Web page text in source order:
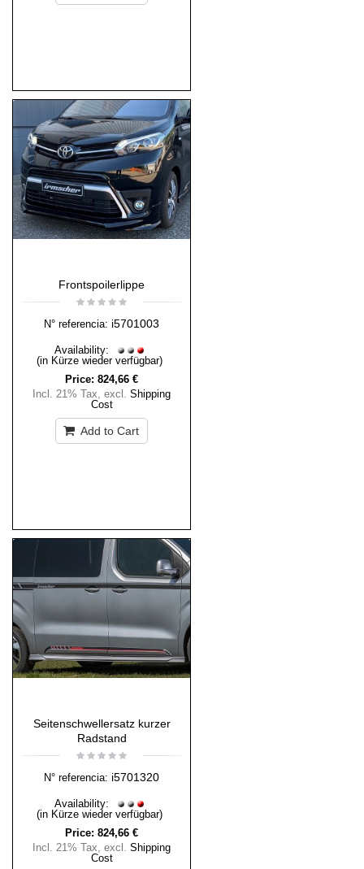
Frontspoilerlippe
N° referencia: i5701003
Availability:
(in Kürze wieder verfügbar)
Price: 824,66 €
Incl. 21% Tax, excl. Shipping
Cost
Add to Cart
Seitenschwellersatz kurzer
Radstand
N° referencia: i5701320
Availability:
(in Kürze wieder verfügbar)
Price: 824,66 €
Incl. 21% Tax, excl. Shipping
Cost